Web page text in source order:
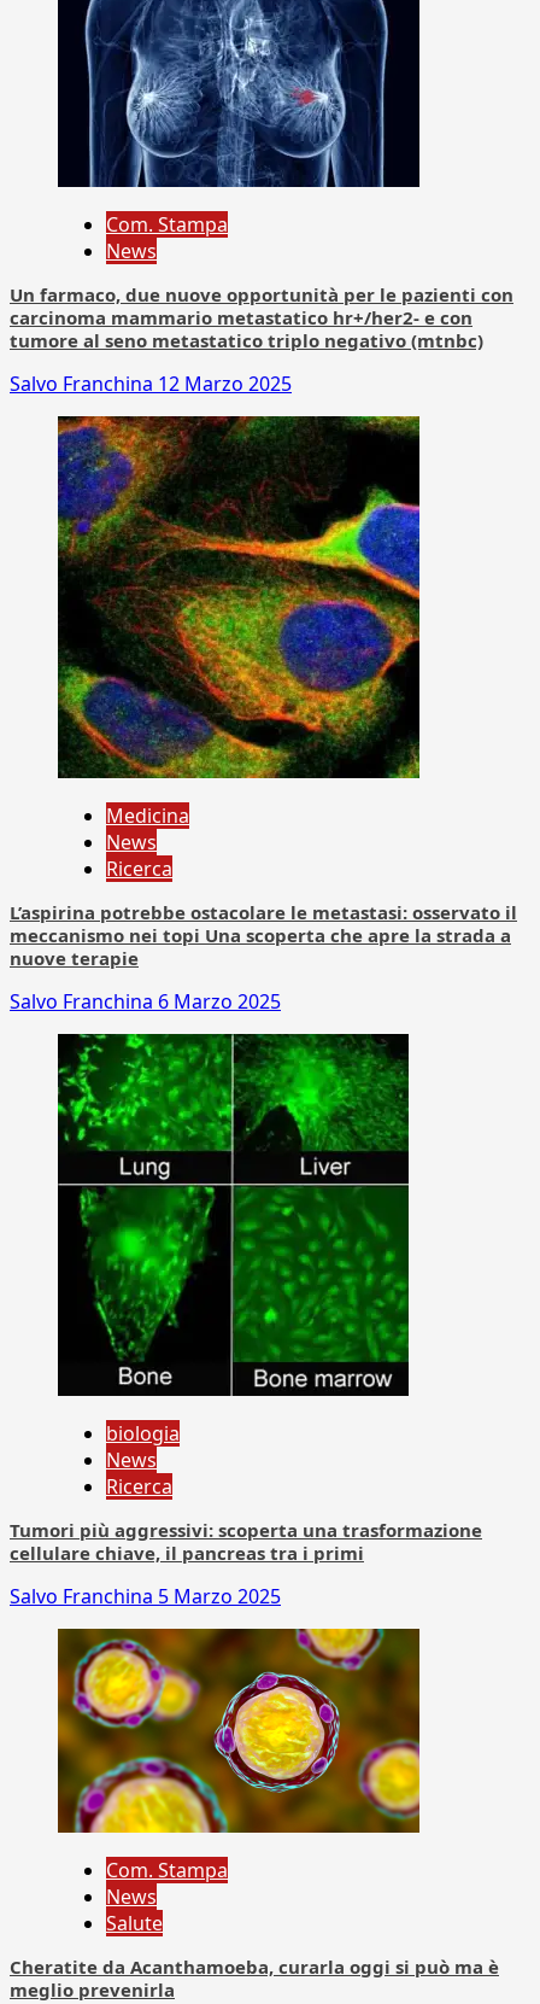
Com. Stampa
News
Un farmaco, due nuove opportunità per le pazienti con
carcinoma mammario metastatico hr+/her2- e con
tumore al seno metastatico triplo negativo (mtnbc)
Salvo Franchina 12 Marzo 2025
Medicina
News
Ricerca
L’aspirina potrebbe ostacolare le metastasi: osservato il
meccanismo nei topi Una scoperta che apre la strada a
nuove terapie
Salvo Franchina 6 Marzo 2025
biologia
News
Ricerca
Tumori più aggressivi: scoperta una trasformazione
cellulare chiave, il pancreas tra i primi
Salvo Franchina 5 Marzo 2025
Com. Stampa
News
Salute
Cheratite da Acanthamoeba, curarla oggi si può ma è
meglio prevenirla